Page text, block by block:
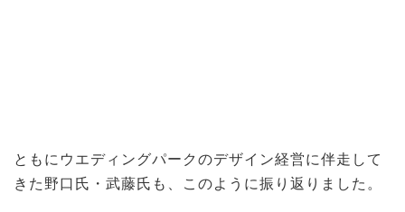
ともにウエディングパークのデザイン経営に伴走して
きた野口氏・武藤氏も、このように振り返りました。